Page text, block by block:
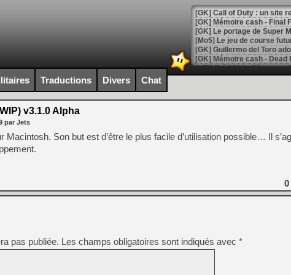
[GK] Le portage de Super
[Mo5] Le jeu de course
[GK] Guillermo del Toro
[LTF] Eté 2026 - Séquence
[GK] Mistfall Hunter :
[GK] Wo Long 2 évolue
[GK] Crossfire : un TPS à
[LS] [PS5] Premiers
[Mo5] DOOM arrive en
[GK] Bethesda fête les 30
[GK] Roblox : l'action en
[GK] Agenda - GeForce
[GK] Devolver Digital en a
[LS] [PS5] ps5-y2jb-
Traductions Divers Chat
v3.1.0 Alpha
par Jets
Macintosh. Son but est d’être le plus facile d’utilisation possible… Il
0
pas publiée. Les champs obligatoires sont indiqués avec *